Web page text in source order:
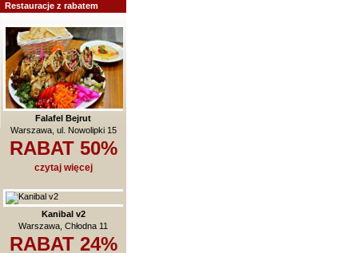
Restauracje z rabatem
Falafel Bejrut
Warszawa, ul. Nowolipki 15
RABAT 50%
czytaj więcej
Kanibal v2
Warszawa, Chłodna 11
RABAT 24%